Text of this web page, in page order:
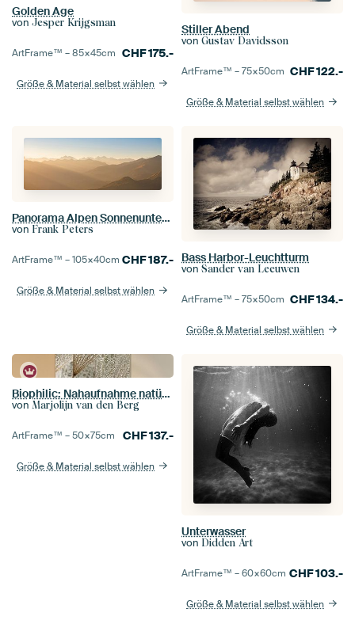
Golden Age
von Jesper Krijgsman
ArtFrame™ –85×45cm CHF175.-
Größe & Material selbst wählen
Stiller Abend
von Gustav Davidsson
ArtFrame™ –75×50cm CHF122.-
Größe & Material selbst wählen
Panorama Alpen Sonnenuntergang
von Frank Peters
ArtFrame™ –105×40cm CHF187.-
Größe & Material selbst wählen
Bass Harbor-Leuchtturm
von Sander van Leeuwen
ArtFrame™ –75×50cm CHF134.-
Größe & Material selbst wählen
Biophilic: Nahaufnahme natürlicher Ruhe
von Marjolijn van den Berg
ArtFrame™ –50×75cm CHF137.-
Größe & Material selbst wählen
Unterwasser
von Didden Art
ArtFrame™ –60×60cm CHF103.-
Größe & Material selbst wählen